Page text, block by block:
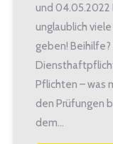
und
unglaublich
geben!
Pflichten – was
den Prüfungen
dem…